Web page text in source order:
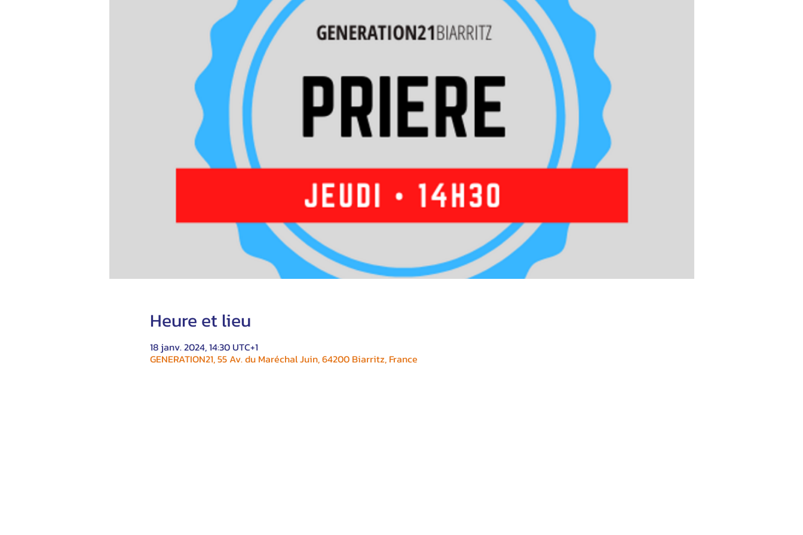
Heure et lieu
18 janv. 2024, 14:30 UTC+1
GENERATION21, 55 Av. du Maréchal Juin, 64200 Biarritz, France